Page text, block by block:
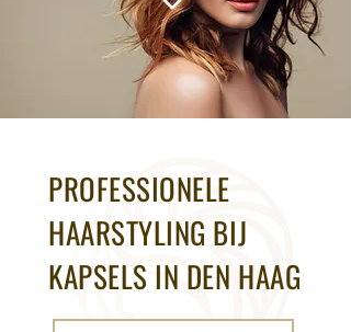
PROFESSIONELE
HAARSTYLING BIJ
KAPSELS IN DEN HAAG